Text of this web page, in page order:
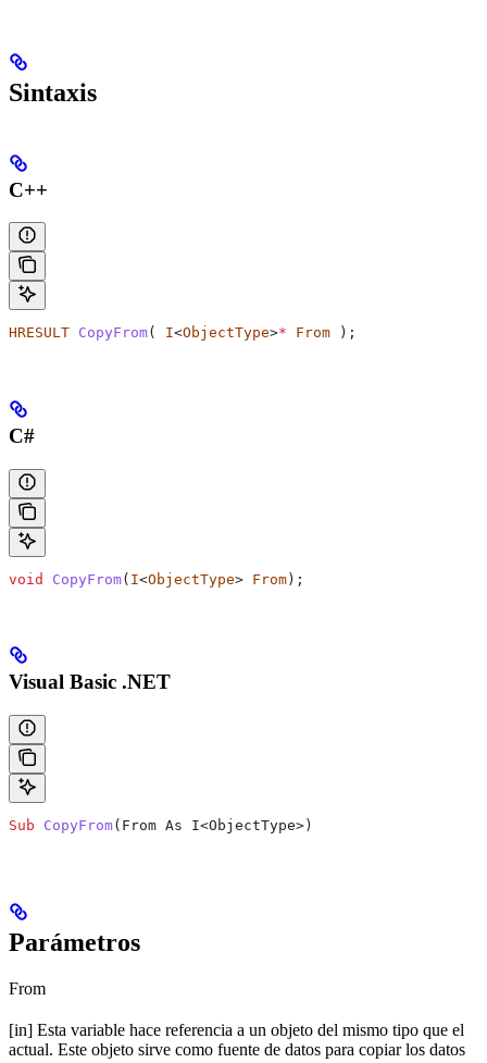
Sintaxis
C++
HRESULT CopyFrom( I<ObjectType>* From );
C#
void CopyFrom( I<ObjectType> From);
Visual Basic .NET
Sub CopyFrom( From As I<ObjectType> )
Parámetros
From
[in] Esta variable hace referencia a un objeto del mismo tipo que el
actual. Este objeto sirve como fuente de datos para copiar los datos